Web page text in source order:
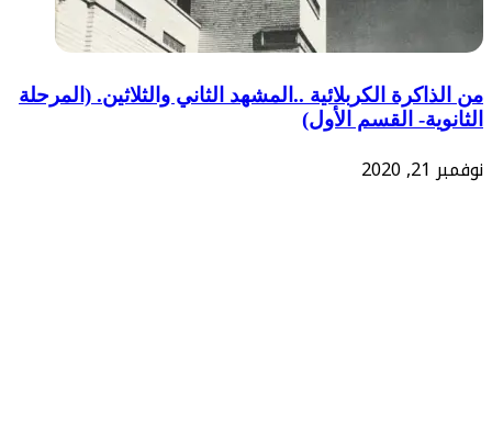
من الذاكرة الكربلائية ..المشهد الثاني والثلاثين. (المرحلة
الثانوية- القسم الأول)
نوفمبر 21, 2020